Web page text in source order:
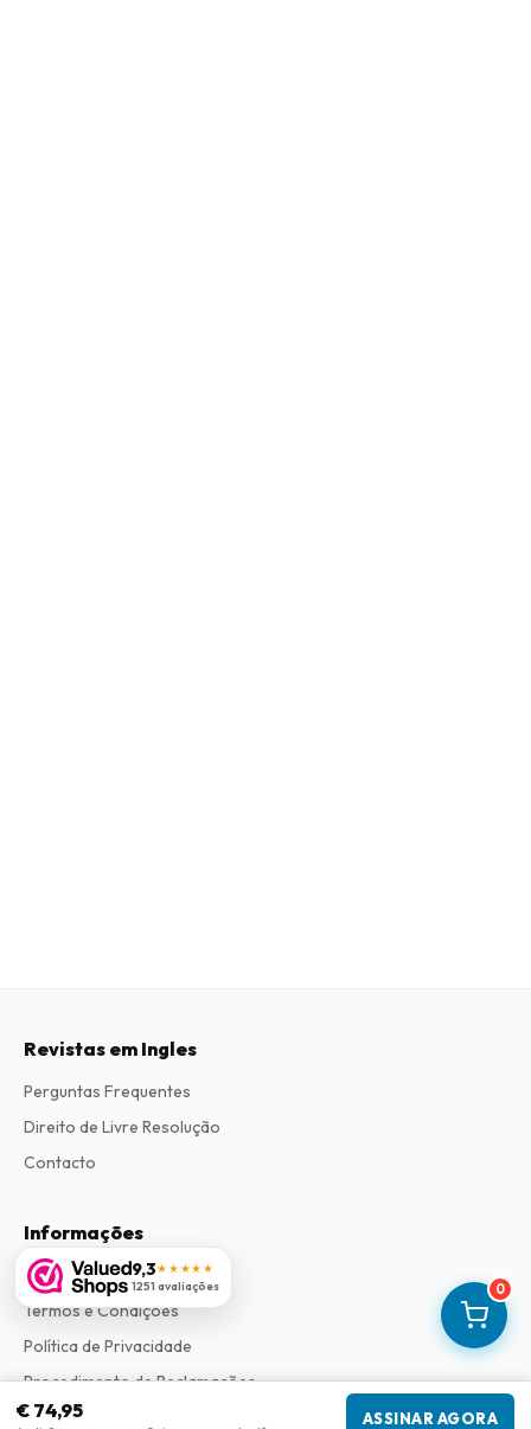
0
€ 74,95 ASSINAR AGORA
9,3★★★★★
1251 avaliações
Revistas em Ingles
Perguntas Frequentes
Direito de Livre Resolução
Contacto
Informações
Sobre Nós
Termos e Condições
Política de Privacidade
Procedimento de Reclamações